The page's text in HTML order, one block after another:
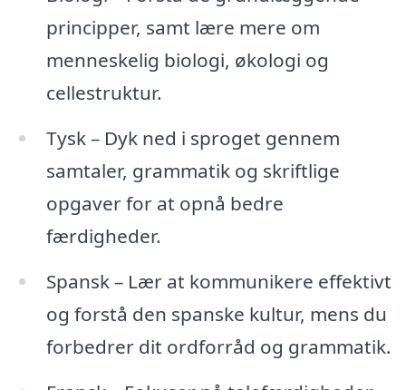
principper, samt lære mere om
menneskelig biologi, økologi og
cellestruktur.
Tysk – Dyk ned i sproget gennem
samtaler, grammatik og skriftlige
opgaver for at opnå bedre
færdigheder.
Spansk – Lær at kommunikere effektivt
og forstå den spanske kultur, mens du
forbedrer dit ordforråd og grammatik.